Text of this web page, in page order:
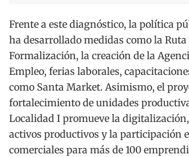
Frente a este diagnóstico, la política
ha desarrollado medidas como la Ruta
Formalización, la creación de la
Empleo, ferias laborales,
como Santa Market. Asimismo, el
fortalecimiento de unidades
Localidad I promueve la digitalización,
activos productivos y la participación
comerciales para más de 100